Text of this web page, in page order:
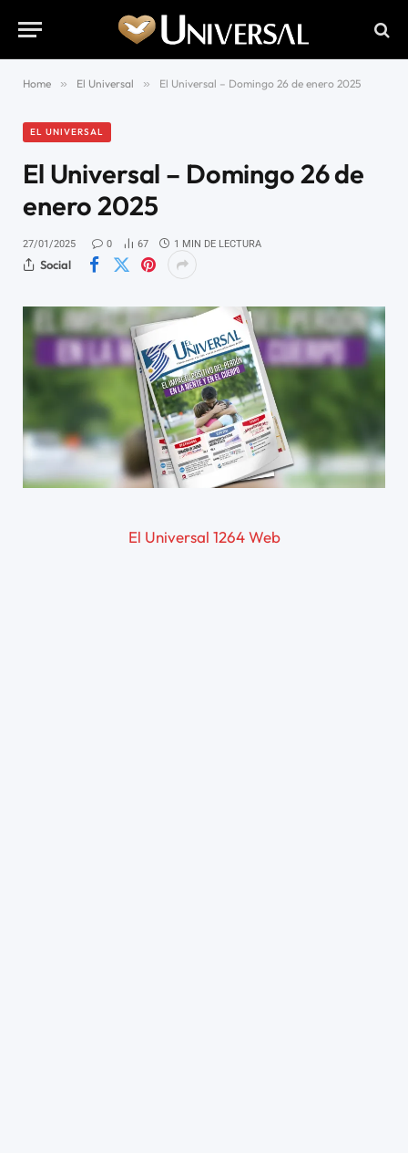
Home » El Universal » El Universal – Domingo 26 de enero 2025
EL UNIVERSAL
El Universal – Domingo 26 de
enero 2025
27/01/2025 0 67 1 MIN DE LECTURA
Social
El Universal 1264 Web